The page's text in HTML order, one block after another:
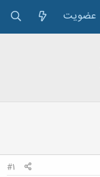
عضویت
#1